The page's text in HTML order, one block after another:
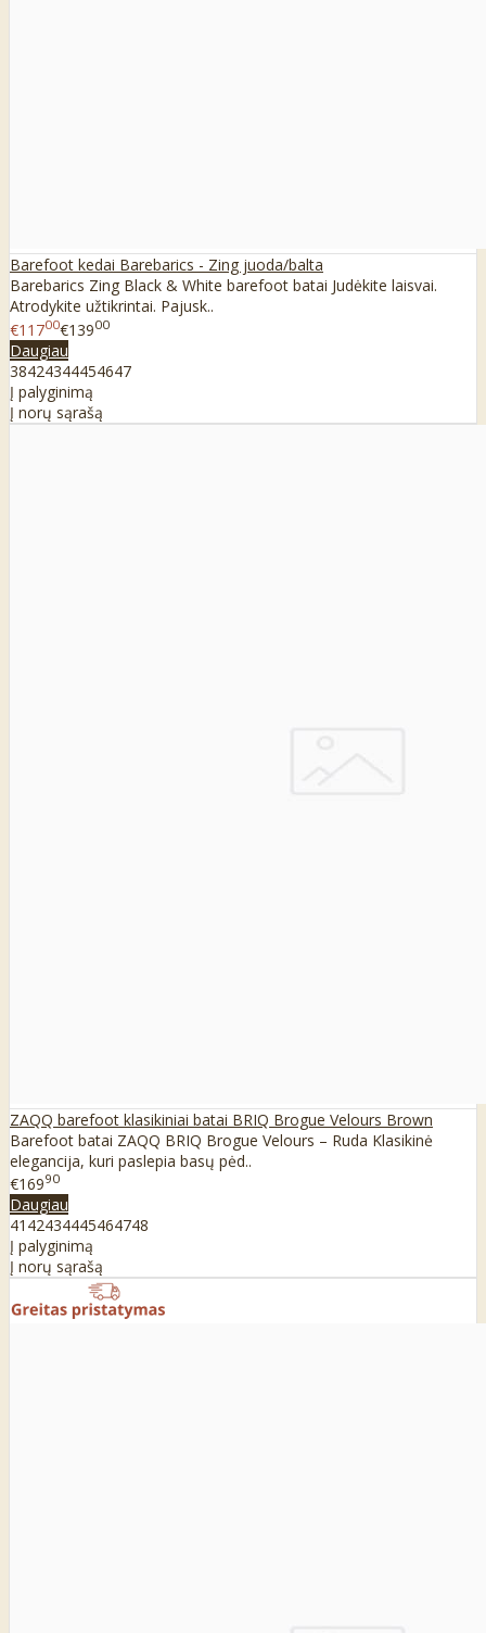
Barefoot kedai Barebarics - Zing juoda/balta
Barebarics Zing Black & White barefoot batai Judėkite laisvai.
Atrodykite užtikrintai. Pajusk..
€11700€13900
Daugiau
38424344454647
Į palyginimą
Į norų sąrašą
ZAQQ barefoot klasikiniai batai BRIQ Brogue Velours Brown
Barefoot batai ZAQQ BRIQ Brogue Velours – Ruda Klasikinė
elegancija, kuri paslepia basų pėd..
€16990
Daugiau
41 42434445464748
Į palyginimą
Į norų sąrašą